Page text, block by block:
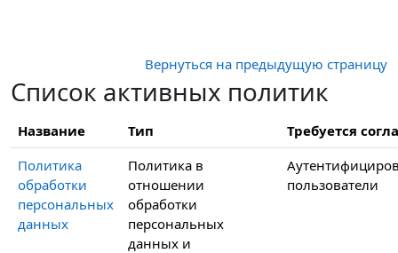
Вернуться на предыдущую страницу
Список активных политик
Название Тип
Требуется
Политика
обработки
персональных
данных
Политика в
отношении
обработки
персональных
данных и
пользователи